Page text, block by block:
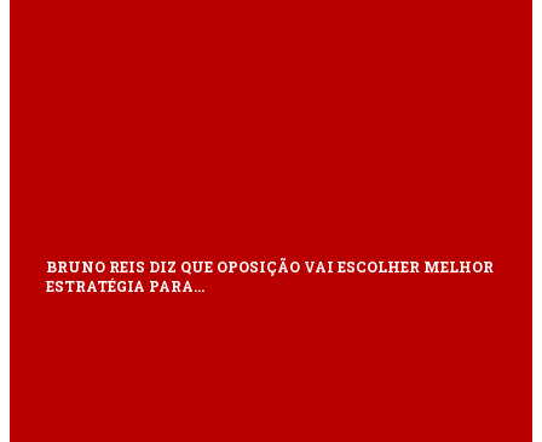
BRUNO REIS DIZ QUE OPOSIÇÃO VAI ESCOLHER MELHOR
ESTRATÉGIA PARA…